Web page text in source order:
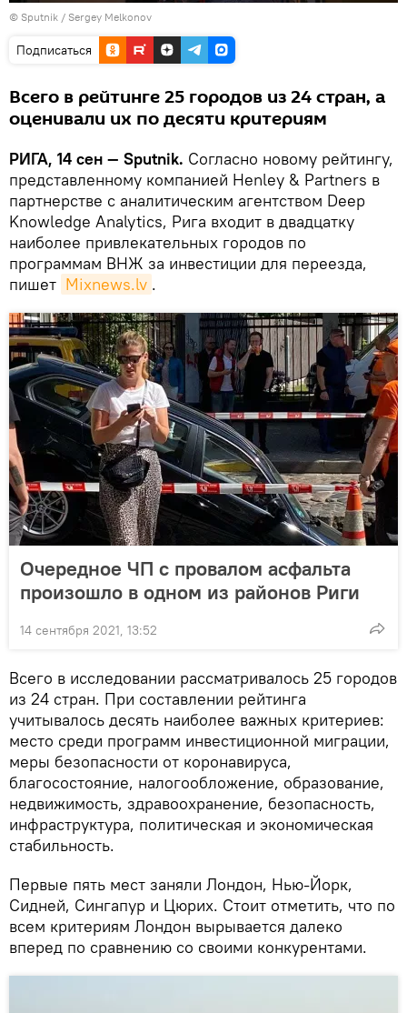
© Sputnik / Sergey Melkonov
Подписаться
Всего в рейтинге 25 городов из 24 стран, а
оценивали их по десяти критериям
РИГА, 14 сен — Sputnik. Согласно новому рейтингу,
представленному компанией Henley & Partners в
партнерстве с аналитическим агентством Deep
Knowledge Analytics, Рига входит в двадцатку
наиболее привлекательных городов по
программам ВНЖ за инвестиции для переезда,
пишет Mixnews.lv .
Очередное ЧП с провалом асфальта
произошло в одном из районов Риги
14 сентября 2021, 13:52
Всего в исследовании рассматривалось 25 городов
из 24 стран. При составлении рейтинга
учитывалось десять наиболее важных критериев:
место среди программ инвестиционной миграции,
меры безопасности от коронавируса,
благосостояние, налогообложение, образование,
недвижимость, здравоохранение, безопасность,
инфраструктура, политическая и экономическая
стабильность.
Первые пять мест заняли Лондон, Нью-Йорк,
Сидней, Сингапур и Цюрих. Стоит отметить, что по
всем критериям Лондон вырывается далеко
вперед по сравнению со своими конкурентами.